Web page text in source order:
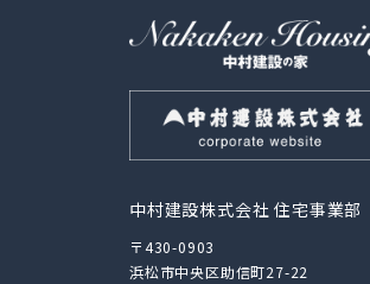
中村建設株式会社 住宅事業部
〒430-0903
浜松市中央区助信町27-22